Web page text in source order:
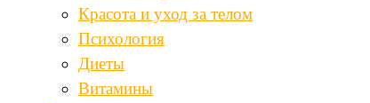
Красота и уход за телом
Психология
Диеты
Витамины